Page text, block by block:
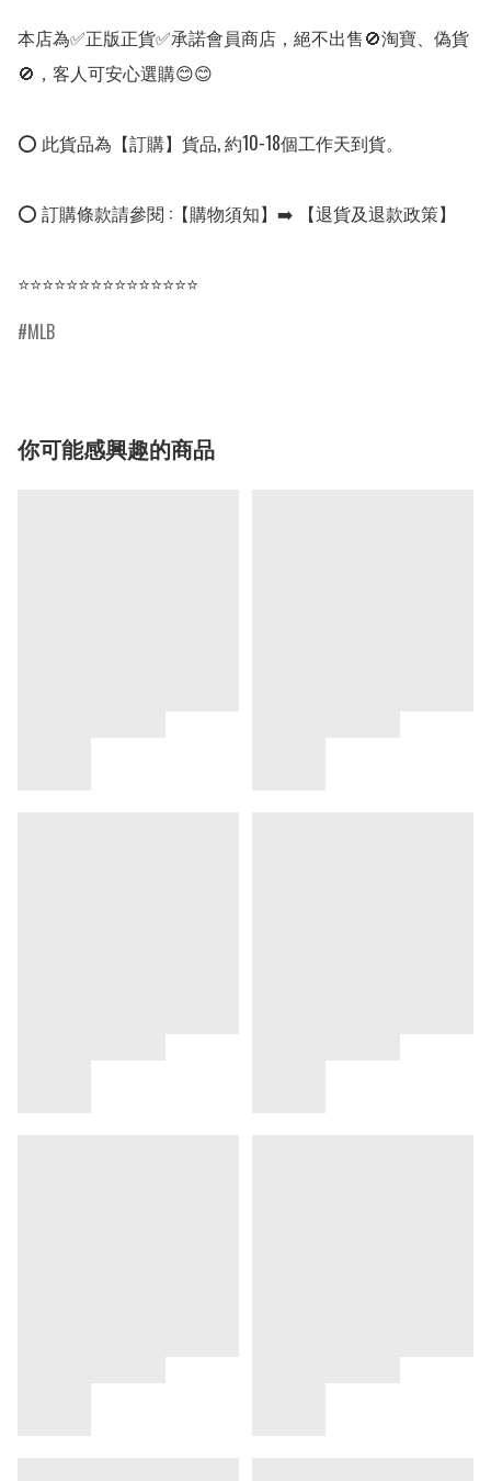
本店為✅正版正貨✅承諾會員商店，絕不出售🚫淘寶、偽貨
🚫，客人可安心選購😊😊
⭕ 此貨品為【訂購】貨品, 約10-18個工作天到貨。
⭕ 訂購條款請參閱 :【購物須知】➡️ 【退貨及退款政策】
⭐⭐⭐⭐⭐⭐⭐⭐⭐⭐⭐⭐⭐⭐⭐
MLB
你可能感興趣的商品